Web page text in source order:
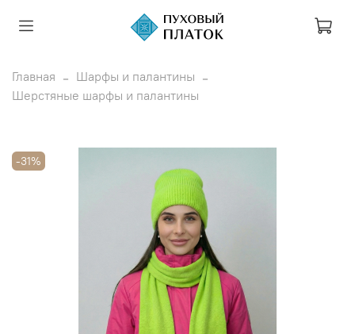
Главная
Шарфы и палантины
Шерстяные шарфы и палантины
-31%